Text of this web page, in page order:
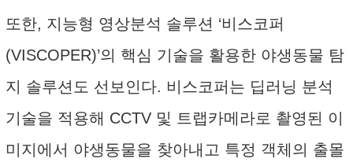
또한, 지능형 영상분석 솔루션 ‘비스코퍼
(VISCOPER)’의 핵심 기술을 활용한 야생동물 탐
지 솔루션도 선보인다. 비스코퍼는 딥러닝 분석
기술을 적용해 CCTV 및 트랩카메라로 촬영된 이
미지에서 야생동물을 찾아내고 특정 객체의 출몰